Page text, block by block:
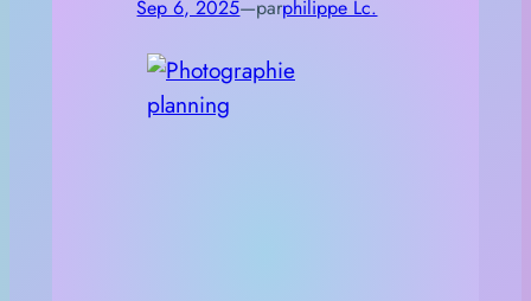
Sep 6, 2025—parphilippe Lc.